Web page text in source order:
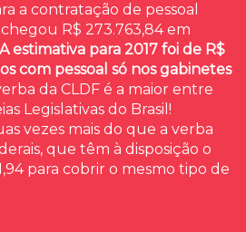
a contratação de pessoal
R$ 273.763,84 em
A estimativa para 2017 foi de R$
com pessoal só nos gabinetes
da CLDF é a maior entre
Legislativas do Brasil!
vezes mais do que a verba
que têm à disposição o
para cobrir o mesmo tipo de